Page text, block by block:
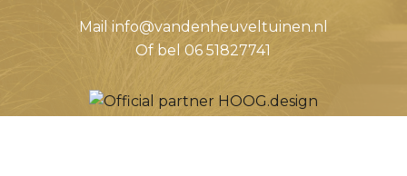
Mail info@vandenheuveltuinen.nl
Of bel 06 51827741